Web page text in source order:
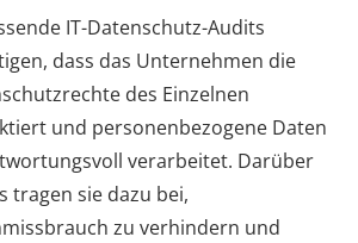
IT-Datenschutz-Audits
dass das Unternehmen die
des Einzelnen
und personenbezogene Daten
verarbeitet. Darüber
tragen sie dazu bei,
zu verhindern und